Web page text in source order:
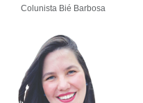
Colunista Bié Barbosa